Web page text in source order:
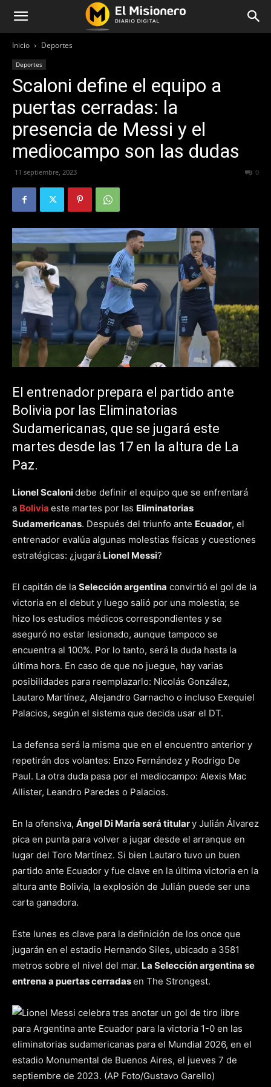
Inicio Deportes
Deportes
Scaloni define el equipo a
puertas cerradas: la
presencia de Messi y el
mediocampo son las dudas
11 septiembre, 2023 0
El entrenador prepara el partido ante
Bolivia por las Eliminatorias
Sudamericanas, que se jugará este
martes desde las 17 en la altura de La
Paz.
Lionel Scalonidebe definir el equipo que se enfrentará
a Bolivia este martes por las Eliminatorias
Sudamericanas. Después del triunfo ante Ecuador, el
entrenador evalúa algunas molestias físicas y cuestiones
estratégicas: ¿jugará Lionel Messi?
El capitán de la Selección argentina convirtió el gol de la
victoria en el debut y luego salió por una molestia; se
hizo los estudios médicos correspondientes y se
aseguró no estar lesionado, aunque tampoco se
encuentra al 100%. Por lo tanto, será la duda hasta la
última hora. En caso de que no juegue, hay varias
posibilidades para reemplazarlo: Nicolás González,
Lautaro Martínez, Alejandro Garnacho o incluso Exequiel
Palacios, según el sistema que decida usar el DT.
La defensa será la misma que en el encuentro anterior y
repetirán dos volantes: Enzo Fernández y Rodrigo De
Paul. La otra duda pasa por el mediocampo: Alexis Mac
Allister, Leandro Paredes o Palacios.
En la ofensiva, Ángel Di María será titulary Julián Álvarez
pica en punta para volver a jugar desde el arranque en
lugar del Toro Martínez. Si bien Lautaro tuvo un buen
partido ante Ecuador y fue clave en la última victoria en la
altura ante Bolivia, la explosión de Julián puede ser una
carta ganadora.
Este lunes es clave para la definición de los once que
jugarán en el estadio Hernando Siles, ubicado a 3581
metros sobre el nivel del mar. La Selección argentina se
entrena a puertas cerradasen The Strongest.